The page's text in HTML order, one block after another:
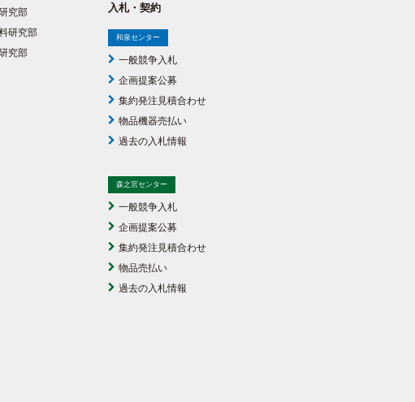
究部
研究部
究部
入札・契約
和泉センター
一般競争入札
企画提案公募
集約発注見積合わせ
物品機器売払い
過去の入札情報
森之宮センター
一般競争入札
企画提案公募
集約発注見積合わせ
物品売払い
過去の入札情報